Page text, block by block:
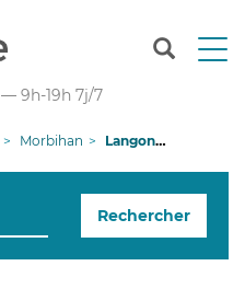
T
n
g
— 9h-19h 7j/7
Morbihan Langonnet
Rechercher